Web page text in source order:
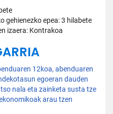
gehienezko epea: 3 hilabete
izaera: Kontrakoa
12koa, abenduaren
egoeran dauden
nala eta zainketa susta tze
arau tzen